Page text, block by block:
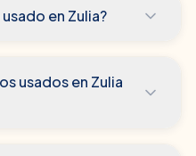
en Zulia?
usados en Zulia